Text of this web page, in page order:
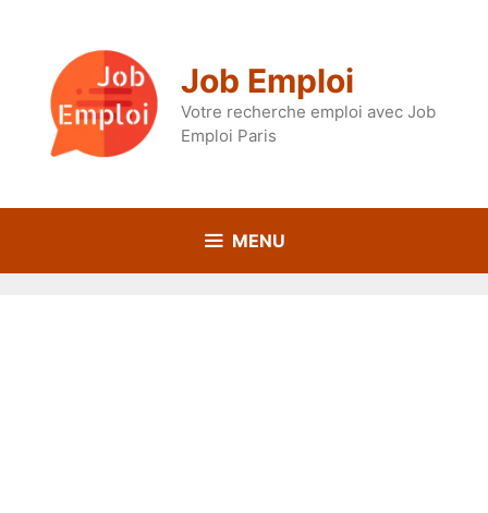
Job Emploi
Votre recherche emploi avec Job
Emploi Paris
MENU